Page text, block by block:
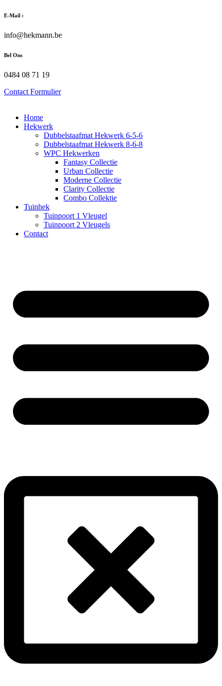
Zum
wechseln
E-Mail :
info@hekmann.be
Bel Ons
0484 08 71 19
Contact Formulier
Home
Hekwerk
Dubbelstaafmat Hekwerk 6-5-6
Dubbelstaafmat Hekwerk 8-6-8
WPC Hekwerken
Fantasy Collectie
Urban Collectie
Moderne Collectie
Clarity Collectie
Combo Collektie
Tuinhek
Tuinpoort 1 Vleugel
Tuinpoort 2 Vleugels
Contact